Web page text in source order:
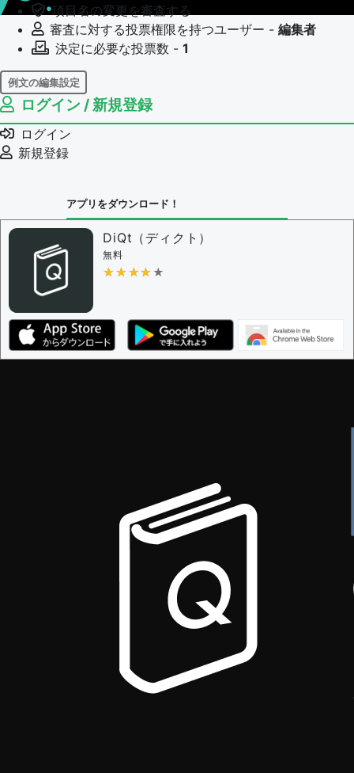
項目名の変更を審査する
審査に対する投票権限を持つユーザー - 編集者
決定に必要な投票数 - 1
例文の編集設定
例文の編集権限を持つユーザー -
例文の編集を審査する
例文の削除を審査する
審査に対する投票権限を持つユーザー -
問題の編集権限を持つユーザー -
審査に対する投票権限を持つユーザー -
ザー
決定に必要な投票数 -
編集ガイドライン
ログイン / 新規登録
ログイン
新規登録
アプリをダウンロード！
DiQt（ディクト）
無料
★★★★★
★★★★★